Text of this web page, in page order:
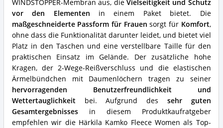
WINDSTOPPER-Membran aus, die Vielseitigkeit und Schutz
vor den Elementen in einem Paket bietet. Die
maßgeschneiderte Passform für Frauen sorgt für Komfort,
ohne dass die Funktionalität darunter leidet, und bietet viel
Platz in den Taschen und eine verstellbare Taille für den
praktischen Einsatz im Gelände. Der zusätzliche hohe
Kragen, der 2-Wege-Reißverschluss und die elastischen
Ärmelbündchen mit Daumenlöchern tragen zu seiner
hervorragenden Benutzerfreundlichkeit und
Wettertauglichkeitbei. Aufgrund des sehr guten
Gesamtergebnissesin diesem Produktkaufratgeber
empfehlen wir die Härkila Kamko Fleece Women als Top-